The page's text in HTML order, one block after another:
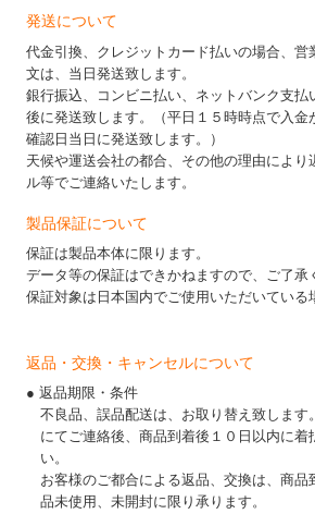
発送について
代金引換、クレジットカード払いの場合、営
文は、当日発送致します。
銀行振込、コンビニ払い、ネットバンク支払
後に発送致します。（平日１５時時点で入金
確認日当日に発送致します。）
天候や運送会社の都合、その他の理由により
ル等でご連絡いたします。
製品保証について
保証は製品本体に限ります。
データ等の保証はできかねますので、ご了承
保証対象は日本国内でご使用いただいている
返品・交換・キャンセルについて
● 返品期限・条件
不良品、誤品配送は、お取り替え致します
にてご連絡後、商品到着後１０日以内に着
い。
お客様のご都合による返品、交換は、商品
品未使用、未開封に限り承ります。